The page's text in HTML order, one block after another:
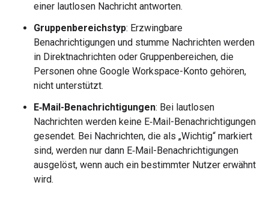
einer lautlosen Nachricht antworten.
Gruppenbereichstyp: Erzwingbare
Benachrichtigungen und stumme Nachrichten werden
in Direktnachrichten oder Gruppenbereichen, die
Personen ohne Google Workspace-Konto gehören,
nicht unterstützt.
E‑Mail-Benachrichtigungen: Bei lautlosen
Nachrichten werden keine E‑Mail-Benachrichtigungen
gesendet. Bei Nachrichten, die als „Wichtig“ markiert
sind, werden nur dann E‑Mail-Benachrichtigungen
ausgelöst, wenn auch ein bestimmter Nutzer erwähnt
wird.